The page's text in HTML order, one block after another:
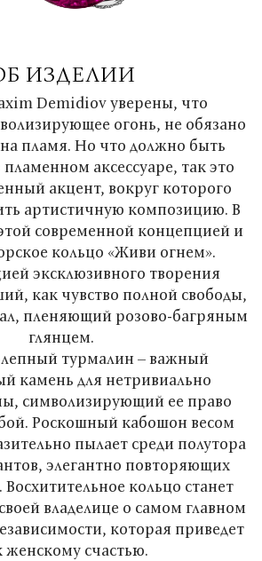
ИЗДЕЛИИ
Demidiov уверены, что
огонь, не обязано
пламя. Но что должно быть
аксессуаре, так это
акцент, вокруг которого
артистичную композицию. В
современной концепцией и
кольцо «Живи огнем».
эксклюзивного творения
как чувство полной свободы,
пленяющий розово-багряным
глянцем.
турмалин – важный
камень для нетривиально
символизирующий ее право
Роскошный кабошон весом
пылает среди полутора
элегантно повторяющих
кольцо станет
владелице о самом главном
которая приведет
женскому счастью.